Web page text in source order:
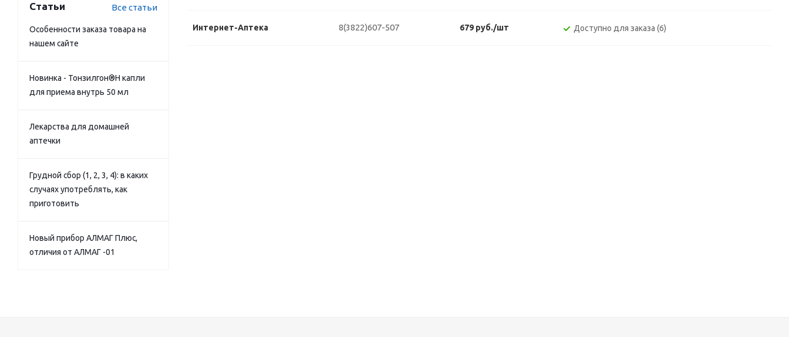
Интернет-Аптека 8(3822)607-507 679 руб./шт Доступно для заказа (6)
Статьи Все статьи
Особенности заказа товара на
нашем сайте
Новинка - Тонзилгон®Н капли
для приема внутрь 50 мл
Лекарства для домашней
аптечки
Грудной сбор (1, 2, 3, 4): в каких
случаях употреблять, как
приготовить
Новый прибор АЛМАГ Плюс,
отличия от АЛМАГ -01